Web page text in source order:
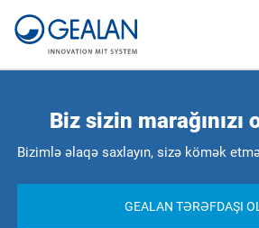
Biz sizin marağınızı
Bizimlə əlaqə saxlayın, sizə kömək
GEALAN TƏRƏFDAŞI